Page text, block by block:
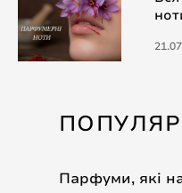
Парфуми, які